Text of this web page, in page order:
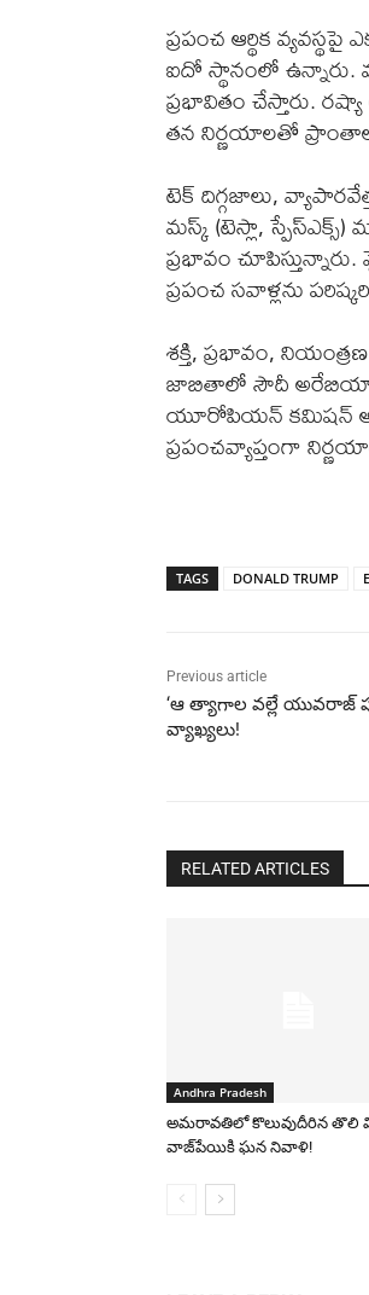
ప్రపంచ ఆర్థిక
ఐదో స్థానంలో ఉన్నారు.
ప్రభావితం చేస్తారు.
తన నిర్ణయాలతో
టెక్ దిగ్గజాలు,
మస్క్ (టెస్లా,
ప్రభావం
ప్రపంచ సవాళ్లను
శక్తి, ప్రభావం,
జాబితాలో సౌదీ అరేబియా
యూరోపియన్ కమిషన్
ప్రపంచవ్యాప్తంగా
TAGS DONALD TRUMP
Previous article
‘ఆ త్యాగాల వల్లే యువరాజ్‌
వ్యాఖ్యలు!
RELATED ARTICLES
Andhra Pradesh
అమరావతిలో కొలువుదీరిన తొలి
వాజ్‌పేయికి ఘన నివాళి!